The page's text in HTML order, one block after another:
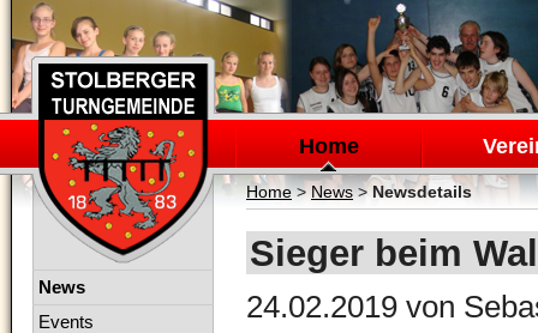
Navigation
überspringen
Home
Home> News>Newsdetails
Sieger beim
24.02.2019 von
Navigation
News
Events